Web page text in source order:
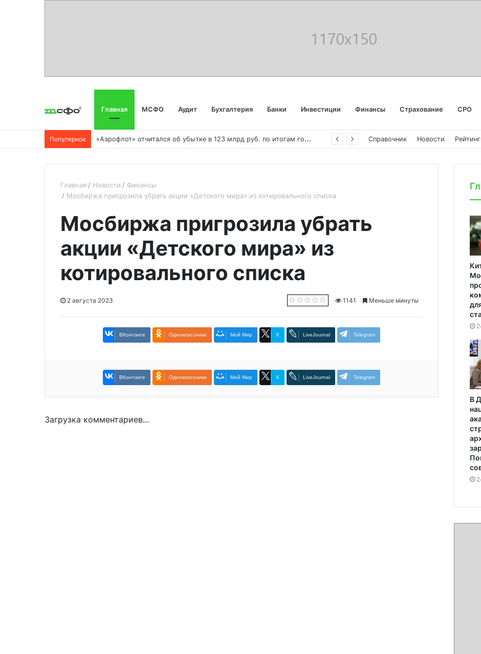
Главная МСФО Аудит Бухгалтерия Банки Инвестиции Финансы Страхование СРО
Популярное «
Аэрофлот» отчитался об убытке в 123 млрд руб. по итогам года пандемии Справочник Новости
Главная Новости
Финансы
Мосбиржа пригрозила убрать акции «Детского мира» из котировального списка
Мосбиржа пригрозила убрать
акции «Детского мира» из
котировального списка
2 августа 2023 1141 Меньше минуты
ВКонтакте Одноклассники Мой Мир X LiveJournal Telegram
ВКонтакте Одноклассники Мой Мир X LiveJournal Telegram
Загрузка комментариев...
В